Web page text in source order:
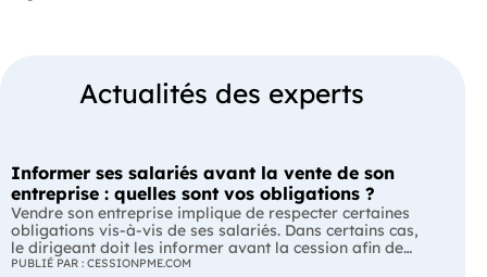
Actualités des experts
Informer ses salariés avant la vente de son
entreprise : quelles sont vos obligations ?
Vendre son entreprise implique de respecter certaines
obligations vis-à-vis de ses salariés. Dans certains cas,
le dirigeant doit les informer avant la cession afin de
leur permettre, s'ils le souhaitent, de présenter une offre
PUBLIÉ PAR : CESSIONPME.COM